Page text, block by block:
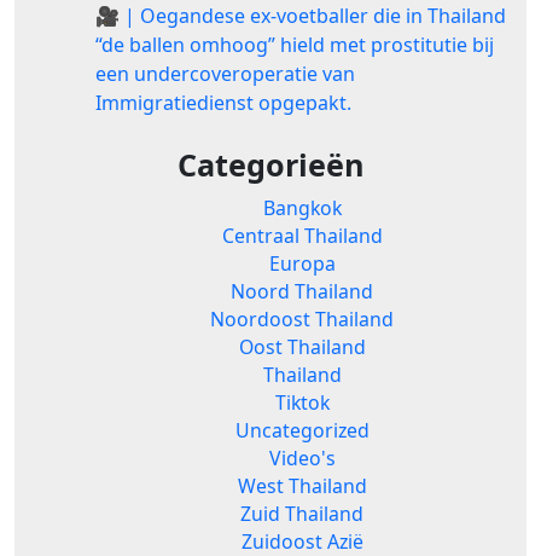
🎥 | Oegandese ex-voetballer die in Thailand
“de ballen omhoog” hield met prostitutie bij
een undercoveroperatie van
Immigratiedienst opgepakt.
Categorieën
Bangkok
Centraal Thailand
Europa
Noord Thailand
Noordoost Thailand
Oost Thailand
Thailand
Tiktok
Uncategorized
Video's
West Thailand
Zuid Thailand
Zuidoost Azië